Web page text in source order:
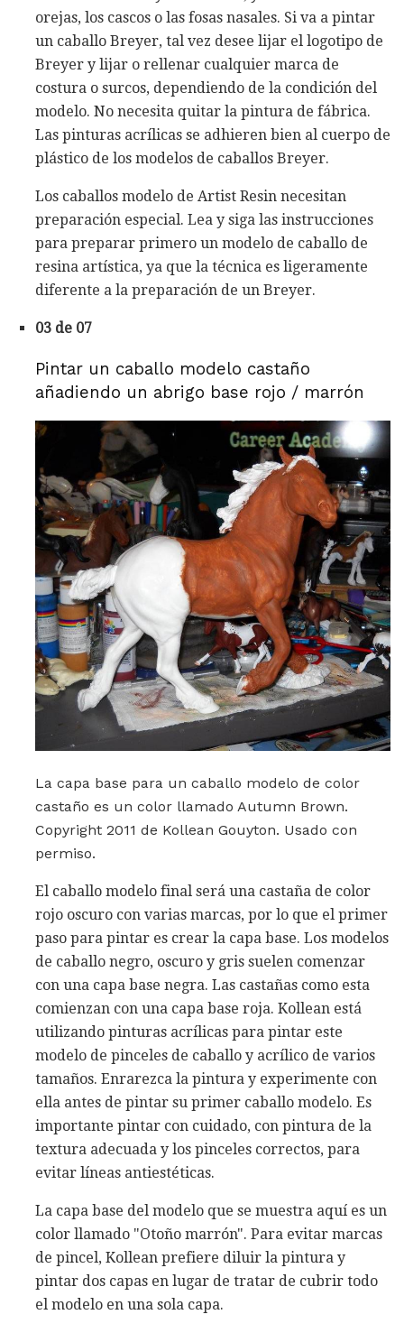
orejas, los cascos o las fosas nasales. Si va a pintar
un caballo Breyer, tal vez desee lijar el logotipo de
Breyer y lijar o rellenar cualquier marca de
costura o surcos, dependiendo de la condición del
modelo. No necesita quitar la pintura de fábrica.
Las pinturas acrílicas se adhieren bien al cuerpo de
plástico de los modelos de caballos Breyer.
Los caballos modelo de Artist Resin necesitan
preparación especial. Lea y siga las instrucciones
para preparar primero un modelo de caballo de
resina artística, ya que la técnica es ligeramente
diferente a la preparación de un Breyer.
03 de 07
Pintar un caballo modelo castaño
añadiendo un abrigo base rojo / marrón
La capa base para un caballo modelo de color
castaño es un color llamado Autumn Brown.
Copyright 2011 de Kollean Gouyton. Usado con
permiso.
El caballo modelo final será una castaña de color
rojo oscuro con varias marcas, por lo que el primer
paso para pintar es crear la capa base. Los modelos
de caballo negro, oscuro y gris suelen comenzar
con una capa base negra. Las castañas como esta
comienzan con una capa base roja. Kollean está
utilizando pinturas acrílicas para pintar este
modelo de pinceles de caballo y acrílico de varios
tamaños. Enrarezca la pintura y experimente con
ella antes de pintar su primer caballo modelo. Es
importante pintar con cuidado, con pintura de la
textura adecuada y los pinceles correctos, para
evitar líneas antiestéticas.
La capa base del modelo que se muestra aquí es un
color llamado "Otoño marrón". Para evitar marcas
de pincel, Kollean prefiere diluir la pintura y
pintar dos capas en lugar de tratar de cubrir todo
el modelo en una sola capa.